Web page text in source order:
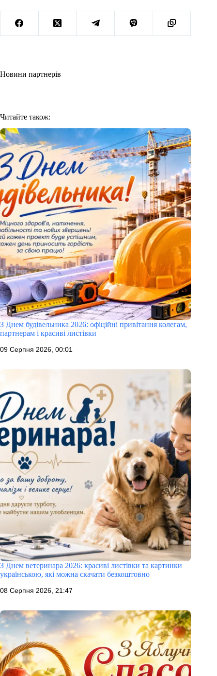
Новини партнерів
Читайте також:
З Днем будівельника 2026: офіційні привітання колегам,
партнерам і красиві листівки
09 Серпня 2026, 00:01
З Днем ветеринара 2026: красиві листівки та картинки
українською, які можна скачати безкоштовно
08 Серпня 2026, 21:47